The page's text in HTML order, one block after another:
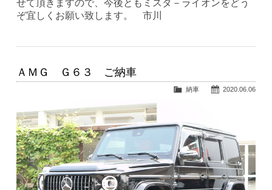
せて頂きますので、今後ともミスタ－ライオンをどう
ぞ宜しくお願い致します。 市川
ＡＭＧ Ｇ６３ ご納車
2020.06.06
納車